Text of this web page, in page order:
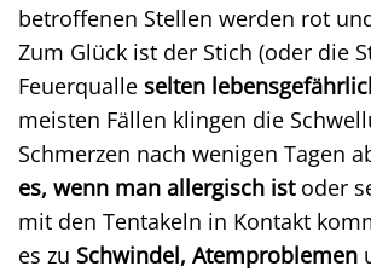
betroffenen Stellen werden rot
Zum Glück ist der Stich (oder die
Feuerqualle selten
meisten Fällen klingen die
Schmerzen nach wenigen Tagen
es, wenn man allergisch istoder
mit den Tentakeln in Kontakt
es zu Schwindel, Atemproblemen